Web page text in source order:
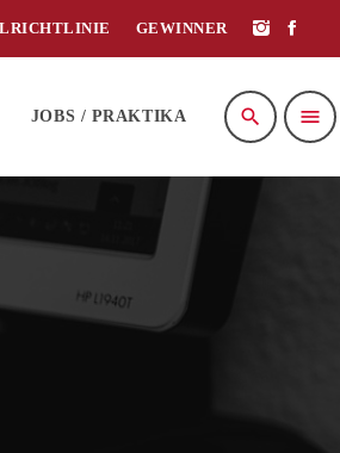
GEWINNER
JOBS / PRAKTIKA search menu